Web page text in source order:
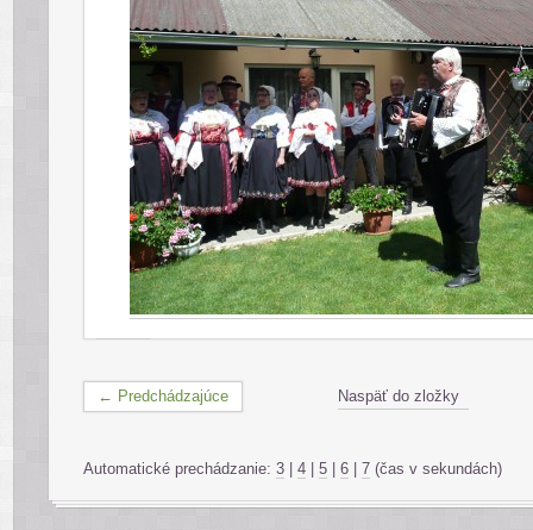
← Predchádzajúce Naspäť do zložky
Automatické prechádzanie: 3 4 5 6 7 (čas v sekundách)